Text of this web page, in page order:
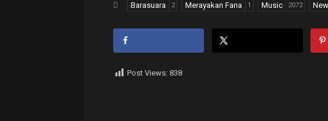
Barasuara 2 Merayakan Fana 1 Music 2072
Post Views: 838